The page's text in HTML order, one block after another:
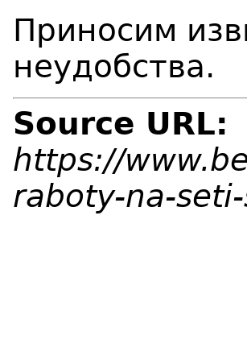
Приносим
неудобства.
Source URL:
https://
raboty-na-